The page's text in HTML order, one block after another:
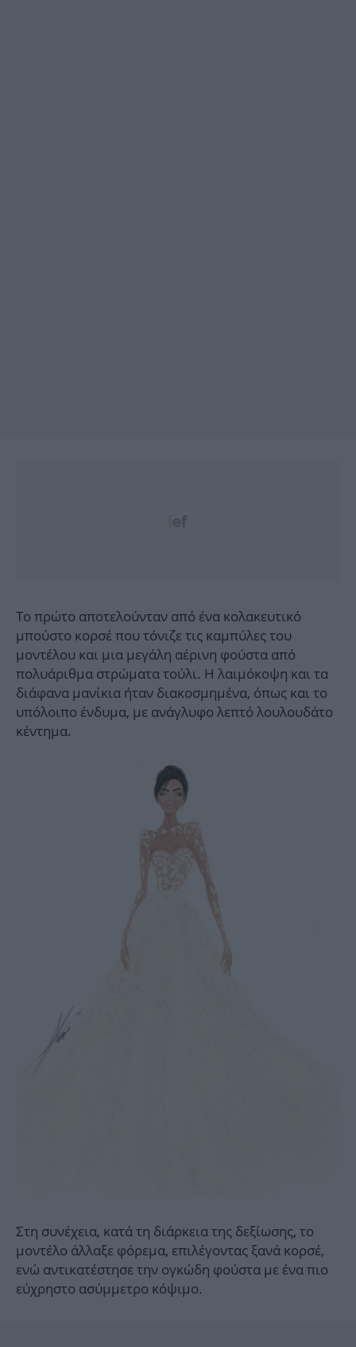
Το πρώτο αποτελούνταν από ένα κολακευτικό
μπούστο κορσέ που τόνιζε τις καμπύλες του
μοντέλου και μια μεγάλη αέρινη φούστα από
πολυάριθμα στρώματα τούλι. Η λαιμόκοψη και τα
διάφανα μανίκια ήταν διακοσμημένα, όπως και το
υπόλοιπο ένδυμα, με ανάγλυφο λεπτό λουλουδάτο
κέντημα.
Στη συνέχεια, κατά τη διάρκεια της δεξίωσης, το
μοντέλο άλλαξε φόρεμα, επιλέγοντας ξανά κορσέ,
ενώ αντικατέστησε την ογκώδη φούστα με ένα πιο
εύχρηστο ασύμμετρο κόψιμο.